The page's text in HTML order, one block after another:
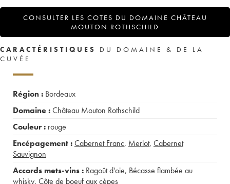
CONSULTER LES COTES DU DOMAINE CHÂTEAU
MOUTON ROTHSCHILD
CARACTÉRISTIQUES
DU DOMAINE & DE LA
CUVÉE
Région : Bordeaux
Domaine :Château Mouton Rothschild
Couleur : rouge
Encépagement :Cabernet Franc, Merlot, Cabernet
Sauvignon
Accords mets-vins : Ragoût d'oie, Bécasse flambée au
whisky, Côte de boeuf aux cèpes